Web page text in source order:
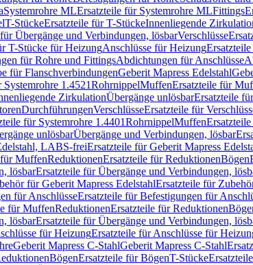
Systemrohre MLErsatzteile für Systemrohre MLFittings
T-StückeErsatzteile für T-StückeInnenliegende
Übergänge und Verbindungen, lösbarVerschlüsse
T-Stücke für HeizungAnschlüsse für Heizung
für Rohre und FittingsAbdichtungen für Anschlüsse
für FlanschverbindungenGeberit Mapress Edelstahl
1.4521RohrnippelMuffenErsatzteile für
ZirkulationÜbergänge unlösbarErsatzteile
DurchführungenVerschlüsseErsatzteile für
für Systemrohre 1.4401RohrnippelMuffen
unlösbarÜbergänge und Verbindungen, lösbar
LABS-freiErsatzteile für Geberit Mapress
MuffenReduktionenErsatzteile für ReduktionenBögen
lösbarErsatzteile für Übergänge und Verbindungen,
für Geberit Mapress EdelstahlErsatzteile für
für AnschlüsseErsatzteile für Befestigungen für
für MuffenReduktionenErsatzteile für Reduktionen
lösbarErsatzteile für Übergänge und Verbindungen,
für HeizungErsatzteile für Anschlüsse für
Geberit Mapress C-StahlGeberit Mapress C-Stahl
BögenErsatzteile für BögenT-Stücke